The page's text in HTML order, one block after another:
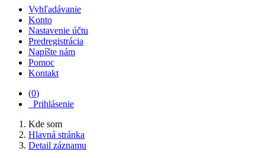
Vyhľadávanie
Konto
Nastavenie účtu
Predregistrácia
Napíšte nám
Pomoc
Kontakt
(0)
Prihlásenie
Kde som
Hlavná stránka
Detail záznamu